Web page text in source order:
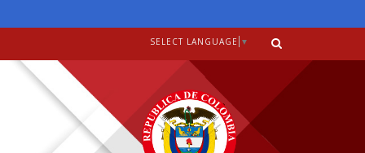
SELECT LANGUAGE ▼